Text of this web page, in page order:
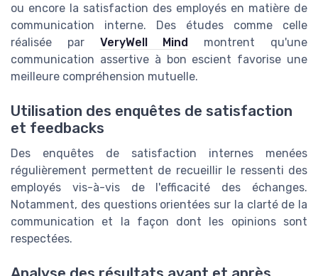
ou encore la satisfaction des employés en matière de
communication interne. Des études comme celle
réalisée par VeryWell Mind montrent qu'une
communication assertive à bon escient favorise une
meilleure compréhension mutuelle.
Utilisation des enquêtes de satisfaction
et feedbacks
Des enquêtes de satisfaction internes menées
régulièrement permettent de recueillir le ressenti des
employés vis-à-vis de l'efficacité des échanges.
Notamment, des questions orientées sur la clarté de la
communication et la façon dont les opinions sont
respectées.